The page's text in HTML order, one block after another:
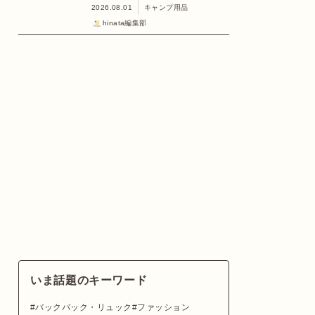
2026.08.01
キャンプ用品
hinata編集部
いま話題のキーワード
バックパック・リュック ファッション